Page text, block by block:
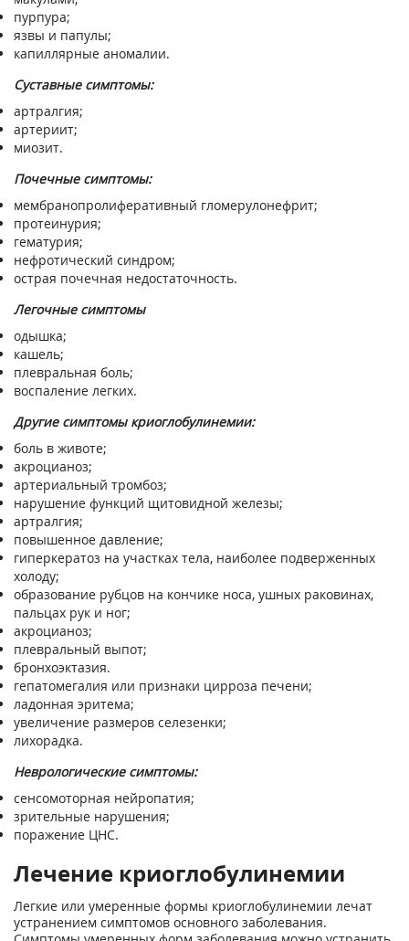
пурпура;
язвы и папулы;
капиллярные аномалии.
Суставные симптомы:
артралгия;
артериит;
миозит.
Почечные симптомы:
мембранопролиферативный гломерулонефрит;
протеинурия;
гематурия;
нефротический синдром;
острая почечная недостаточность.
Легочные симптомы
одышка;
кашель;
плевральная боль;
воспаление легких.
Другие симптомы криоглобулинемии:
боль в животе;
акроцианоз;
артериальный тромбоз;
нарушение функций щитовидной железы;
артралгия;
повышенное давление;
гиперкератоз на участках тела, наиболее подверженных
холоду;
образование рубцов на кончике носа, ушных раковинах,
пальцах рук и ног;
акроцианоз;
плевральный выпот;
бронхоэктазия.
гепатомегалия или признаки цирроза печени;
ладонная эритема;
увеличение размеров селезенки;
лихорадка.
Неврологические симптомы:
сенсомоторная нейропатия;
зрительные нарушения;
поражение ЦНС.
Лечение криоглобулинемии
Легкие или умеренные формы криоглобулинемии лечат
устранением симптомов основного заболевания.